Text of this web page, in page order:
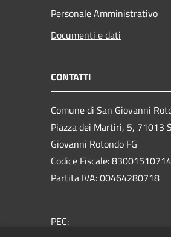
Personale Amministrativo
Documenti e dati
CONTATTI
Comune di San Giovanni
Piazza dei Martiri, 5, 71013
Giovanni Rotondo FG
Codice Fiscale: 83001510714
Partita IVA: 00464280718
PEC: